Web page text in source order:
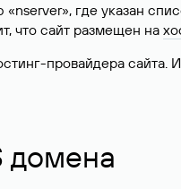
где указан
что сайт размещен на
провайдера
домена